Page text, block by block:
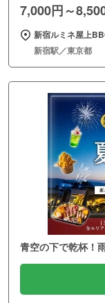
7,000円～
新宿ルミネ屋上
新宿駅／東京都
青空の下で乾杯！